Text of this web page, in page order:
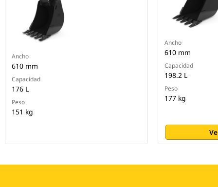
Ancho
610 mm
Capacidad
176 L
Peso
151 kg
Ancho
610 mm
Capacidad
198.2 L
Peso
177 kg